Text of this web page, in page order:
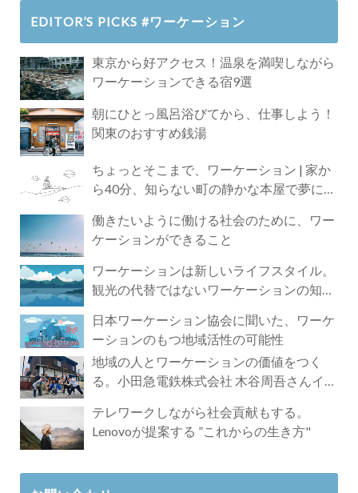
EDITOR’S PICKS #ワーケーション
東京から好アクセス！温泉を満喫しながら
ワーケーションできる宿9選
朝にひとっ風呂浴びてから、仕事しよう！
関東のおすすめ銭湯
ちょっとそこまで、ワーケーション | 家か
ら40分、知らない町の静かな本屋で夢に近
働きたいように働ける社会のために、ワー
ケーションができること
ワーケーションは新しいライフスタイル。
観光の代替ではないワーケーションの知ら
日本ワーケーション協会に聞いた、ワーケ
ーションのもつ地域活性の可能性
地域の人とワーケーションの価値をつく
る。小田急電鉄株式会社 木谷周吾さんイン
テレワークしながら社会貢献もする。
Lenovoが提案する ”これからの生き方"